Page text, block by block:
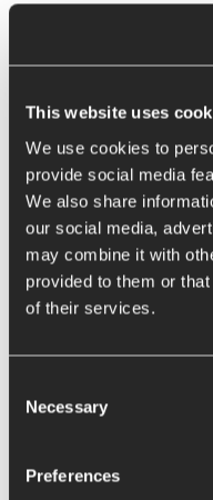
This website uses
We use cookies to
provide social media
We also share
our social media,
may combine it with
provided to them or
of their services.
Selection
Necessary
Preferences